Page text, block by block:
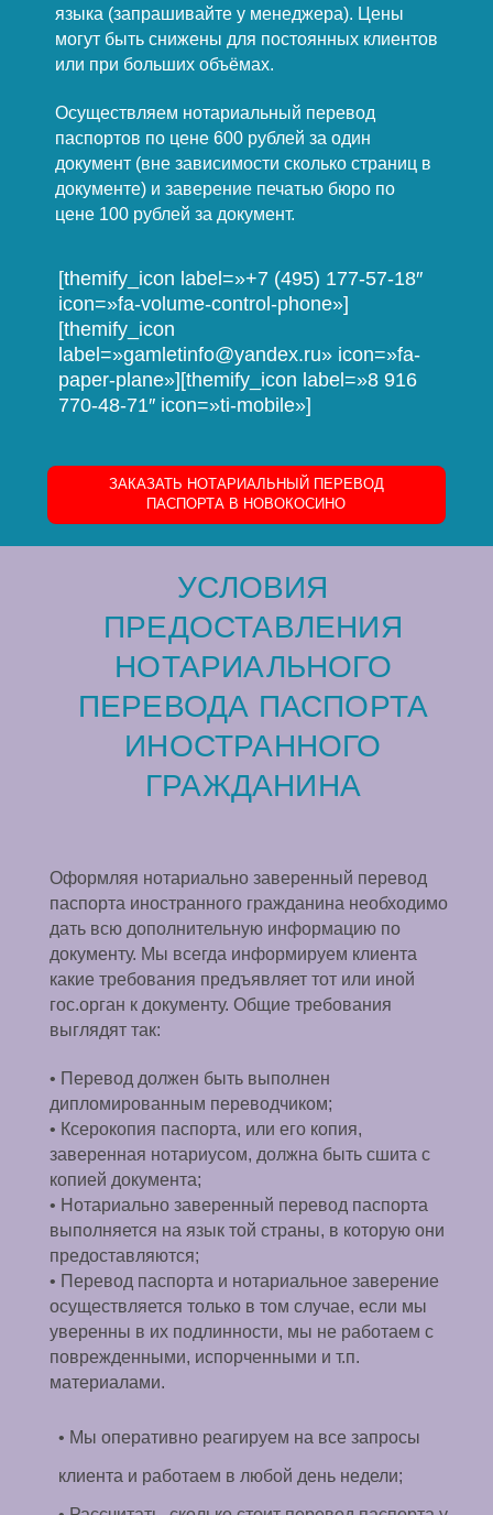
языка (запрашивайте у менеджера). Цены
могут быть снижены для постоянных клиентов
или при больших объёмах.
Осуществляем нотариальный перевод
паспортов по цене 600 рублей за один
документ (вне зависимости сколько страниц в
документе) и заверение печатью бюро по
цене 100 рублей за документ.
[themify_icon label=»+7 (495) 177-57-18″
icon=»fa-volume-control-phone»]
[themify_icon
label=»gamletinfo@yandex.ru» icon=»fa-
paper-plane»][themify_icon label=»8 916
770-48-71″ icon=»ti-mobile»]
ЗАКАЗАТЬ НОТАРИАЛЬНЫЙ ПЕРЕВОД
ПАСПОРТА В НОВОКОСИНО
УСЛОВИЯ
ПРЕДОСТАВЛЕНИЯ
НОТАРИАЛЬНОГО
ПЕРЕВОДА ПАСПОРТА
ИНОСТРАННОГО
ГРАЖДАНИНА
Оформляя нотариально заверенный перевод
паспорта иностранного гражданина необходимо
дать всю дополнительную информацию по
документу. Мы всегда информируем клиента
какие требования предъявляет тот или иной
гос.орган к документу. Общие требования
выглядят так:
• Перевод должен быть выполнен
дипломированным переводчиком;
• Ксерокопия паспорта, или его копия,
заверенная нотариусом, должна быть сшита с
копией документа;
• Нотариально заверенный перевод паспорта
выполняется на язык той страны, в которую они
предоставляются;
• Перевод паспорта и нотариальное заверение
осуществляется только в том случае, если мы
уверенны в их подлинности, мы не работаем с
поврежденными, испорченными и т.п.
материалами.
• Мы оперативно реагируем на все запросы
клиента и работаем в любой день недели;